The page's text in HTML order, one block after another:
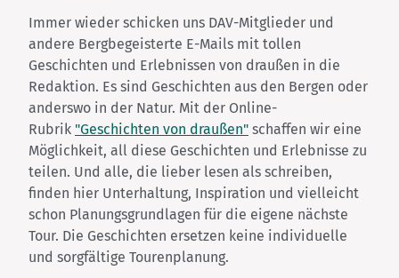
Immer wieder schicken uns DAV-Mitglieder und
andere Bergbegeisterte E-Mails mit tollen
Geschichten und Erlebnissen von draußen in die
Redaktion. Es sind Geschichten aus den Bergen oder
anderswo in der Natur. Mit der Online-
Rubrik "Geschichten von draußen" schaffen wir eine
Möglichkeit, all diese Geschichten und Erlebnisse zu
teilen. Und alle, die lieber lesen als schreiben,
finden hier Unterhaltung, Inspiration und vielleicht
schon Planungsgrundlagen für die eigene nächste
Tour. Die Geschichten ersetzen keine individuelle
und sorgfältige Tourenplanung.